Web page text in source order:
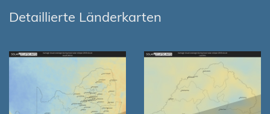
Detaillierte Länderkarten